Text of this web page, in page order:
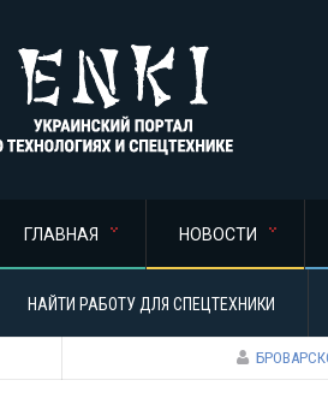
ГЛАВНАЯ НОВОСТИ
НАЙТИ РАБОТУ ДЛЯ СПЕЦТЕХНИКИ